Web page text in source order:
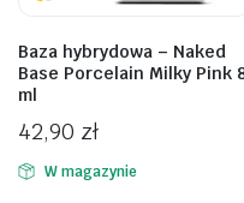
Baza hybrydowa – Naked
Base Porcelain Milky Pink
ml
42,90 zł
W magazynie